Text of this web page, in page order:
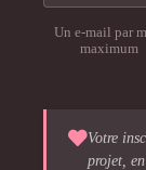
Un e-mail par
maximum
Votre
projet,